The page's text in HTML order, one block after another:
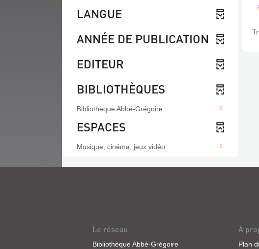
LANGUE
ANNÉE DE PUBLICATION
EDITEUR
BIBLIOTHÈQUES
1
Bibliothèque Abbé-Grégoire
ESPACES
1
Musique, cinéma, jeux vidéo
Le réseau
Bibliothèque Abbé-Grégoire
A
Plan